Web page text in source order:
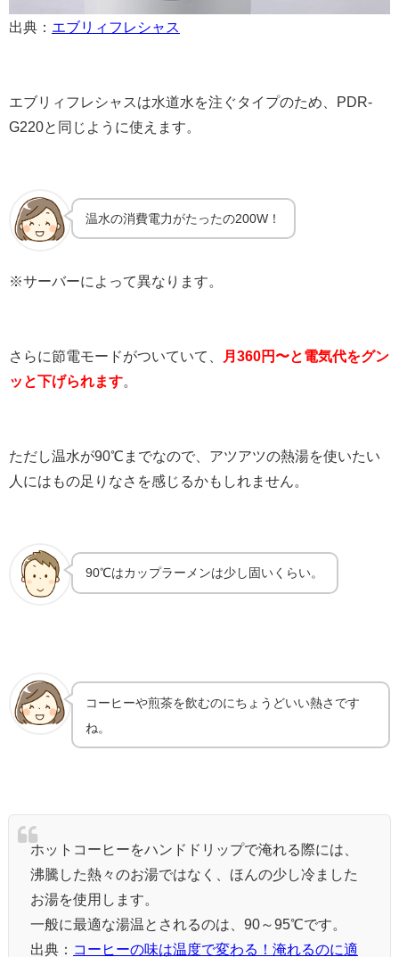
出典： エブリィフレシャス
エブリィフレシャスは水道水を注ぐタイプのため、PDR-
G220と同じように使えます。
温水の消費電力がたったの200W！
※サーバーによって異なります。
さらに節電モードがついていて、
月360円〜と電気代をグン
ッと下げられます
ただし温水が90℃までなので、アツアツの熱湯を使いたい
人にはもの足りなさを感じるかもしれません。
90℃はカップラーメンは少し固いくらい。
コーヒーや煎茶を飲むのにちょうどいい熱さです
ね。
ホットコーヒーをハンドドリップで淹れる際には、
沸騰した熱々のお湯ではなく、ほんの少し冷ました
お湯を使用します。
一般に最適な湯温とされるのは、90～95℃です。
出典： コーヒーの味は温度で変わる！淹れるのに適